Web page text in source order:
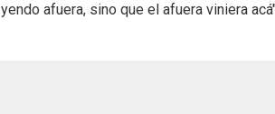
yendo afuera, sino que el afuera viniera